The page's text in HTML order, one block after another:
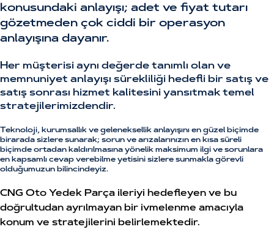
konusundaki anlayışı; adet ve fiyat tutarı
gözetmeden çok ciddi bir operasyon
anlayışına dayanır.
Her müşterisi aynı değerde tanımlı olan ve
memnuniyet anlayışı sürekliliği hedefli bir satış ve
satış sonrası hizmet kalitesini yansıtmak temel
stratejilerimizdendir.
Teknoloji, kurumsallık ve geleneksellik anlayışını en güzel biçimde
birarada sizlere sunarak; sorun ve arızalarınızın en kısa süreli
biçimde ortadan kaldırılmasına yönelik maksimum ilgi ve sorunlara
en kapsamlı cevap verebilme yetisini sizlere sunmakla görevli
olduğumuzun bilincindeyiz.
CNG Oto Yedek Parça ileriyi hedefleyen ve bu
doğrultudan ayrılmayan bir ivmelenme amacıyla
konum ve stratejilerini belirlemektedir.